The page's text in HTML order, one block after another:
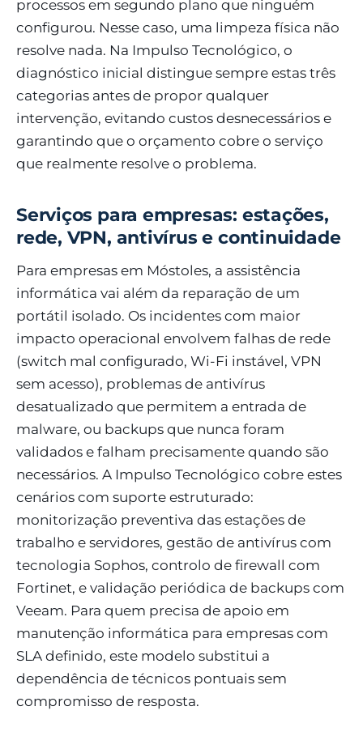
processos em segundo plano que ninguém
configurou. Nesse caso, uma limpeza física não
resolve nada. Na Impulso Tecnológico, o
diagnóstico inicial distingue sempre estas três
categorias antes de propor qualquer
intervenção, evitando custos desnecessários e
garantindo que o orçamento cobre o serviço
que realmente resolve o problema.
Serviços para empresas: estações,
rede, VPN, antivírus e continuidade
Para empresas em Móstoles, a assistência
informática vai além da reparação de um
portátil isolado. Os incidentes com maior
impacto operacional envolvem falhas de rede
(switch mal configurado, Wi-Fi instável, VPN
sem acesso), problemas de antivírus
desatualizado que permitem a entrada de
malware, ou backups que nunca foram
validados e falham precisamente quando são
necessários. A Impulso Tecnológico cobre estes
cenários com suporte estruturado:
monitorização preventiva das estações de
trabalho e servidores, gestão de antivírus com
tecnologia Sophos, controlo de firewall com
Fortinet, e validação periódica de backups com
Veeam. Para quem precisa de apoio em
manutenção informática para empresas com
SLA definido, este modelo substitui a
dependência de técnicos pontuais sem
compromisso de resposta.